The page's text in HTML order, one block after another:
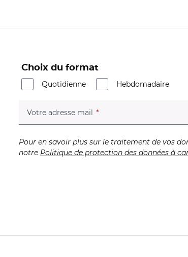
Choix du format
Quotidienne
Hebdomadaire
Votre adresse mail (champ obligatoire)
Pour en savoir plus sur le traitement de vos
notre Politique de protection des données à